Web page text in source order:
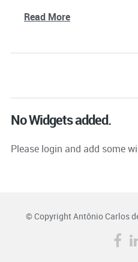
Read More
No Widgets added.
Please login and add some
© Copyright Antônio Carlos